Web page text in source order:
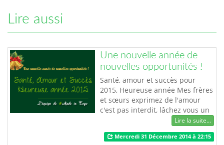
Lire aussi
Une nouvelle année de
nouvelles opportunités !
Santé, amour et succès pour
2015, Heureuse année Mes frères
et sœurs exprimez de l'amour
c'est pas interdit, lâchez vous un
peu...oh ! Voilà nos vœux de
fabrication togolaise |
#madeintogo
Lire la suite...
Mercredi 31 Décembre 2014 à 22:15